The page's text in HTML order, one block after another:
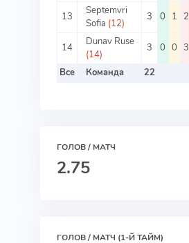
13
Septemvri
Sofia (12)
3 0 1 2
14
Dunav Ruse
(14)
3 0 0 3
Все
Команда 22
ГОЛОВ / МАТЧ
2.75
ГОЛОВ / МАТЧ (1-Й ТАЙМ)